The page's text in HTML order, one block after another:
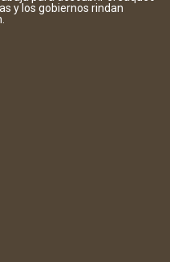
y los gobiernos rindan